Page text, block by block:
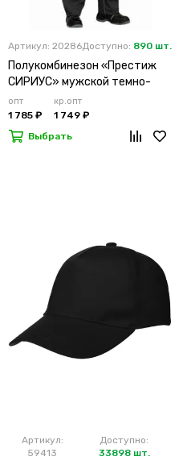
Артикул: 20286Доступно: 890 шт.
Полукомбинезон «Престиж
СИРИУС» мужской темно-
серый
опт
1 785 ₽
кр.опт
1 749 ₽
Выбрать
Артикул:
59413
Доступно:
33898 шт.